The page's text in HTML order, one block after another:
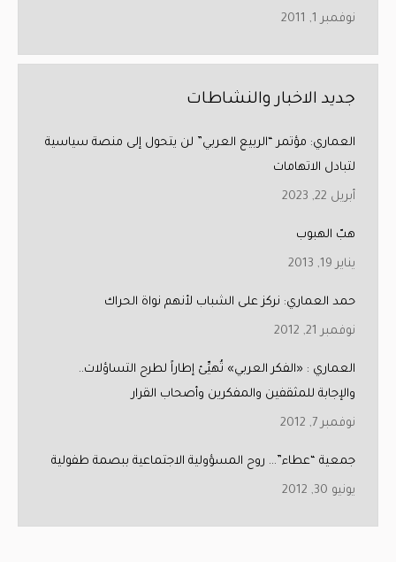
نوفمبر 1, 2011
جديد الاخبار والنشاطات
العماري: مؤتمر “الربيع العربي” لن يتحول إلى منصة سياسية
لتبادل الاتهامات
أبريل 22, 2023
هبّ الهبوب
يناير 19, 2013
حمد العماري: نركز على الشباب لأنهم نواة الحراك
نوفمبر 21, 2012
العماري : «الفكر العربي» تُهيِّئ إطاراً لطرح التساؤلات..
والإجابة للمثقفين والمفكرين وأصحاب القرار
نوفمبر 7, 2012
جمعية “عطاء”… روح المسؤولية الاجتماعية ببصمة طفولية
يونيو 30, 2012